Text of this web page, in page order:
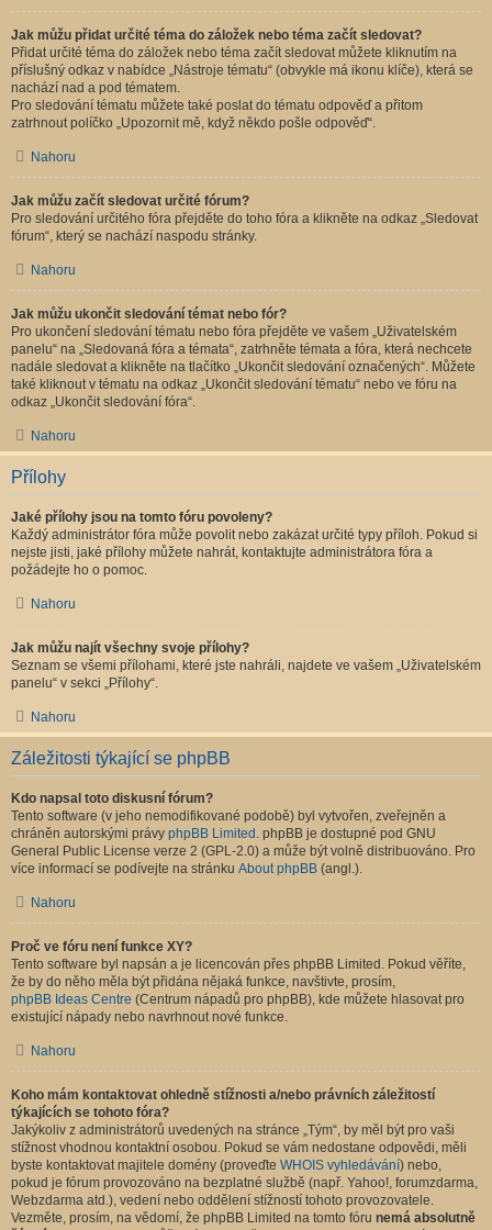
Jak můžu přidat určité téma do záložek nebo téma začít sledovat?
Přidat určité téma do záložek nebo téma začít sledovat můžete kliknutím na
příslušný odkaz v nabídce „Nástroje tématu“ (obvykle má ikonu klíče), která se
nachází nad a pod tématem.
Pro sledování tématu můžete také poslat do tématu odpověď a přitom
zatrhnout políčko „Upozornit mě, když někdo pošle odpověď“.
Nahoru
Jak můžu začít sledovat určité fórum?
Pro sledování určitého fóra přejděte do toho fóra a klikněte na odkaz „Sledovat
fórum“, který se nachází naspodu stránky.
Nahoru
Jak můžu ukončit sledování témat nebo fór?
Pro ukončení sledování tématu nebo fóra přejděte ve vašem „Uživatelském
panelu“ na „Sledovaná fóra a témata“, zatrhněte témata a fóra, která nechcete
nadále sledovat a klikněte na tlačítko „Ukončit sledování označených“. Můžete
také kliknout v tématu na odkaz „Ukončit sledování tématu“ nebo ve fóru na
odkaz „Ukončit sledování fóra“.
Nahoru
Přílohy
Jaké přílohy jsou na tomto fóru povoleny?
Každý administrátor fóra může povolit nebo zakázat určité typy příloh. Pokud si
nejste jisti, jaké přílohy můžete nahrát, kontaktujte administrátora fóra a
požádejte ho o pomoc.
Nahoru
Jak můžu najít všechny svoje přílohy?
Seznam se všemi přílohami, které jste nahráli, najdete ve vašem „Uživatelském
panelu“ v sekci „Přílohy“.
Nahoru
Záležitosti týkající se phpBB
Kdo napsal toto diskusní fórum?
Tento software (v jeho nemodifikované podobě) byl vytvořen, zveřejněn a
chráněn autorskými právy phpBB Limited . phpBB je dostupné pod GNU
General Public License verze 2 (GPL-2.0) a může být volně distribuováno. Pro
více informací se podívejte na stránku About phpBB (angl.).
Nahoru
Proč ve fóru není funkce XY?
Tento software byl napsán a je licencován přes phpBB Limited. Pokud věříte,
že by do něho měla být přidána nějaká funkce, navštivte, prosím,
phpBB Ideas Centre (Centrum nápadů pro phpBB), kde můžete hlasovat pro
existující nápady nebo navrhnout nové funkce.
Nahoru
Koho mám kontaktovat ohledně stížnosti a/nebo právních záležitostí
týkajících se tohoto fóra?
Jakýkoliv z administrátorů uvedených na stránce „Tým“, by měl být pro vaši
stížnost vhodnou kontaktní osobou. Pokud se vám nedostane odpovědi, měli
byste kontaktovat majitele domény (proveďte WHOIS vyhledávání) nebo,
pokud je fórum provozováno na bezplatné službě (např. Yahoo!, forumzdarma,
Webzdarma atd.), vedení nebo oddělení stížností tohoto provozovatele.
Vezměte, prosím, na vědomí, že phpBB Limited na tomto fóru nemá absolutně